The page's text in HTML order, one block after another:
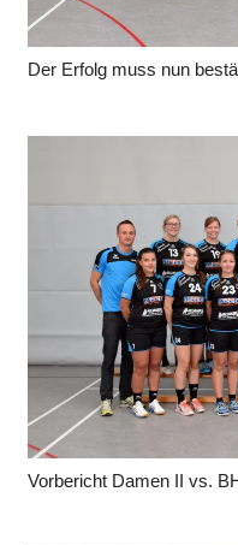
Der Erfolg muss nun
Vorbericht Damen II vs.